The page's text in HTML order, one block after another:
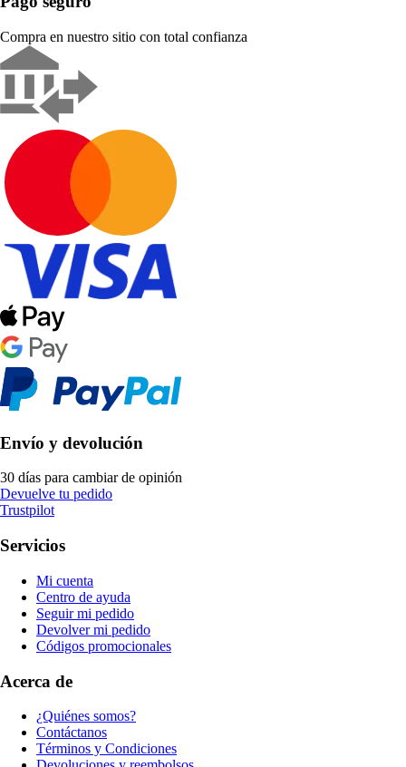
Compra en nuestro sitio con total confianza
Envío y devolución
30 días para cambiar de opinión
Devuelve tu pedido
Trustpilot
Servicios
Mi cuenta
Centro de ayuda
Seguir mi pedido
Devolver mi pedido
Códigos promocionales
Acerca de
¿Quiénes somos?
Contáctanos
Términos y Condiciones